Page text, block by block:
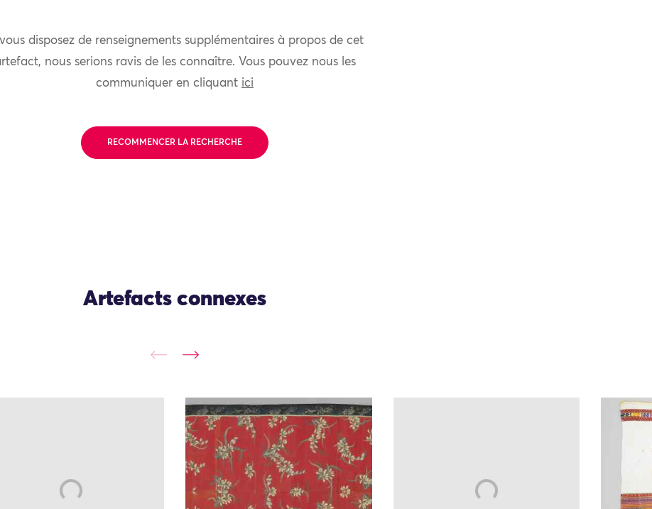
disposez de renseignements supplémentaires à propos de cet
nous serions ravis de les connaître. Vous pouvez nous les
communiquer en cliquant ici
RECOMMENCER LA RECHERCHE
Artefacts connexes